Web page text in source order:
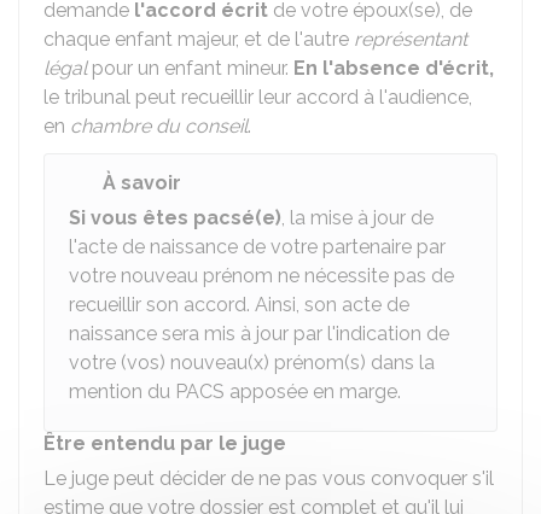
demande l'accord écrit de votre époux(se), de
chaque enfant majeur, et de l'autre représentant
légalpour un enfant mineur. En l'absence d'écrit,
le tribunal peut recueillir leur accord à l'audience,
en chambre du conseil.
À savoir
Si vous êtes pacsé(e), la mise à jour de
l'acte de naissance de votre partenaire par
votre nouveau prénom ne nécessite pas de
recueillir son accord. Ainsi, son acte de
naissance sera mis à jour par l'indication de
votre (vos) nouveau(x) prénom(s) dans la
mention du PACS apposée en marge.
Être entendu par le juge
Le juge peut décider de ne pas vous convoquer s'il
estime que votre dossier est complet et qu'il lui